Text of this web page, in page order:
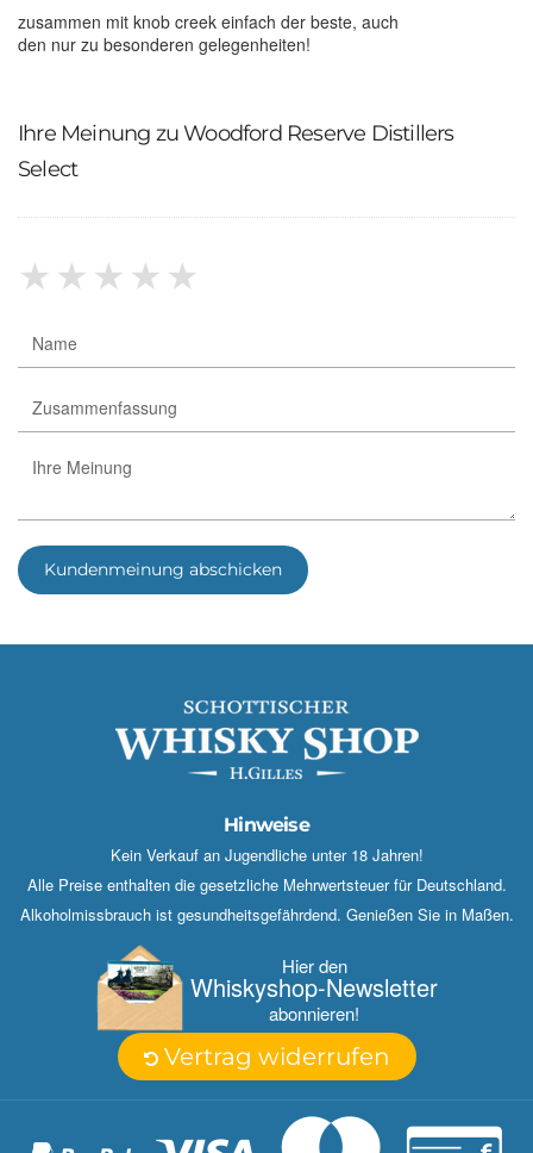
zusammen mit knob creek einfach der beste, auch
den nur zu besonderen gelegenheiten!
Ihre Meinung zu Woodford Reserve Distillers
Select
★★★★★
Kundenmeinung abschicken
Hinweise
Kein Verkauf an Jugendliche unter 18 Jahren!
Alle Preise enthalten die gesetzliche Mehrwertsteuer für Deutschland.
Alkoholmissbrauch ist gesundheitsgefährdend. Genießen Sie in Maßen.
Hier den
Whisky­shop-Newsletter
abonnieren!
Vertrag widerrufen